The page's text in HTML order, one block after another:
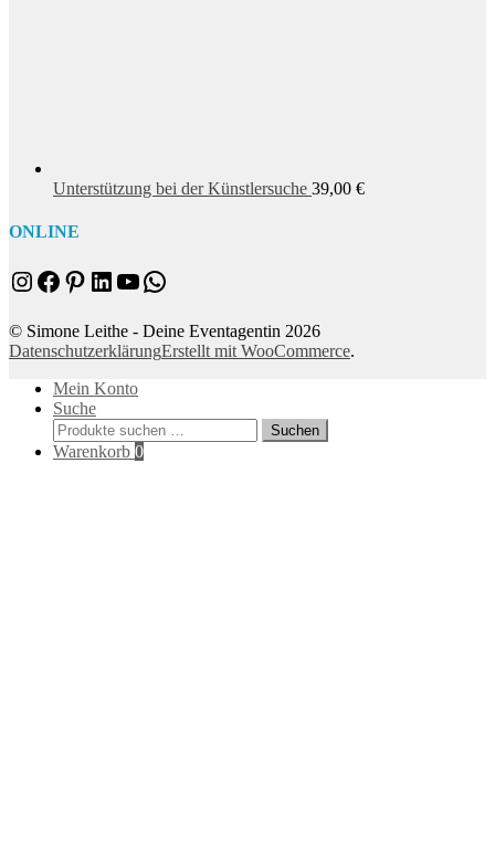
Unterstützung bei der Künstlersuche 39,00 €
ONLINE
Instagram
Facebook
Pinterest
LinkedIn
YouTube
WhatsApp
© Simone Leithe - Deine Eventagentin 2026
DatenschutzerklärungErstellt mit WooCommerce.
Mein Konto
Suche
Suchen
nach:
Suchen
Warenkorb 0